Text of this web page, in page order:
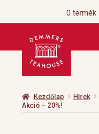
0 termék
Ugrás
navigációhoz
Kilépés
tartalomba
Kezdőlap Hírek
Akció – 20%!